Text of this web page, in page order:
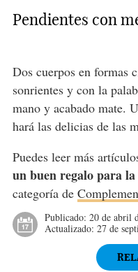
Pendientes con
Dos cuerpos en formas
sonrientes y con la
mano y acabado mate.
hará las delicias de las
Puedes leer más
un buen regalo para
categoría de
Publicado: 20 de abril
Actualizado: 27 de